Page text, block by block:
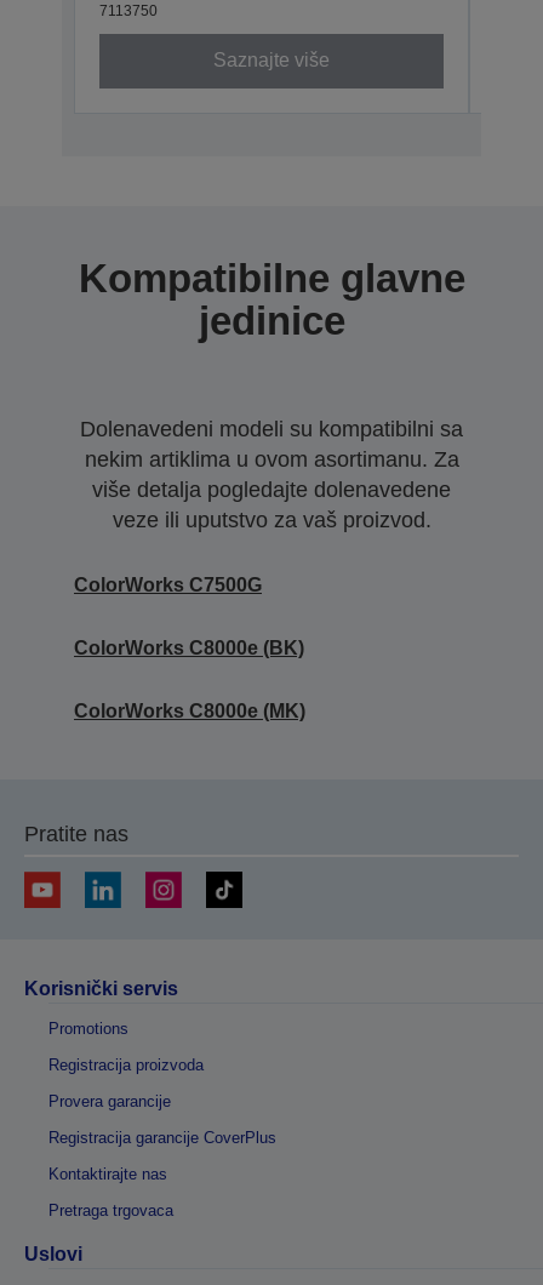
7113750
Saznajte više
Kompatibilne glavne
jedinice
Dolenavedeni modeli su kompatibilni sa
nekim artiklima u ovom asortimanu. Za
više detalja pogledajte dolenavedene
veze ili uputstvo za vaš proizvod.
ColorWorks C7500G
ColorWorks C8000e (BK)
ColorWorks C8000e (MK)
Pratite nas
Korisnički servis
Promotions
Registracija proizvoda
Provera garancije
Registracija garancije CoverPlus
Kontaktirajte nas
Pretraga trgovaca
Uslovi